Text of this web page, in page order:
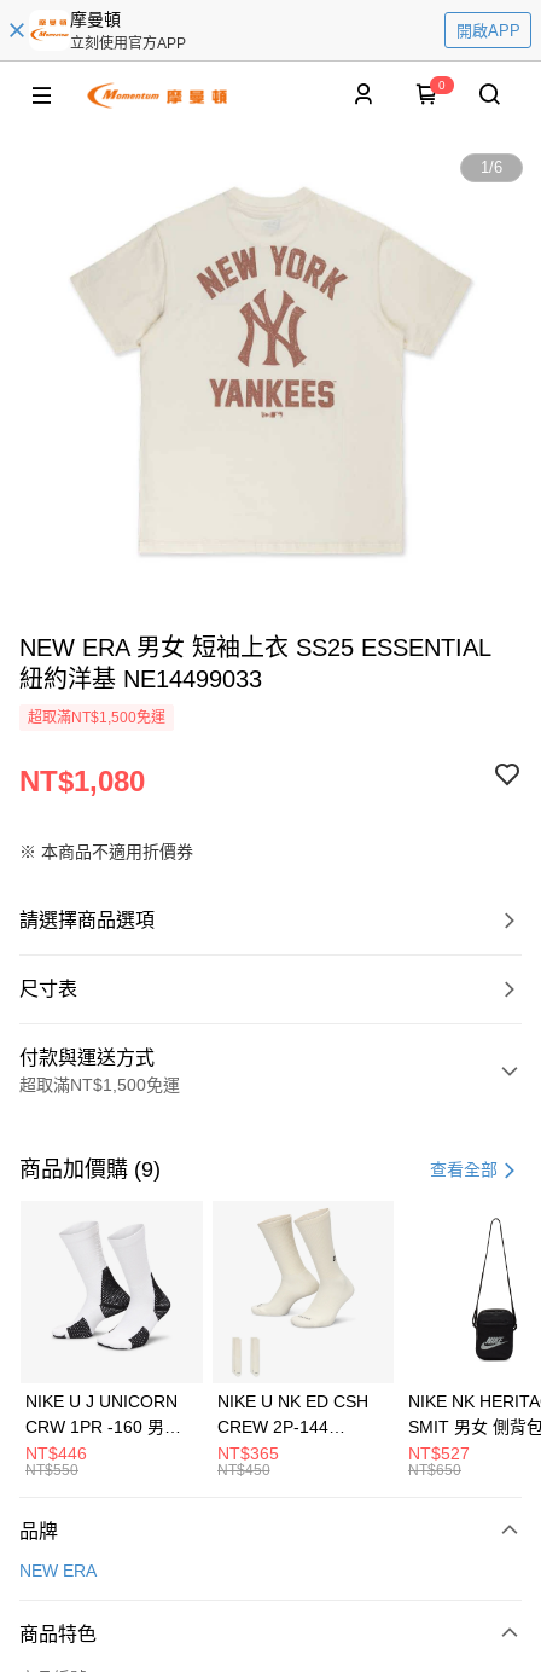
摩曼頓
立刻使用官方APP
開啟APP
0
1/6
NEW ERA 男女 短袖上衣 SS25 ESSENTIAL
紐約洋基 NE14499033
超取滿NT$1,500免運
NT$1,080
※ 本商品不適用折價券
請選擇商品選項
尺寸表
付款與運送方式
超取滿NT$1,500免運
信用卡一次付款
3 期 0 利率 每期 21家銀行
合作金庫商業銀行
第一商業銀行
華南商業銀行
彰化商業銀行
上海商業儲蓄銀行
元大商業銀行
台灣樂天信用卡公司
Apple Pay
全盈+PAY
AFTEE先享後付
【關於「AFTEE先享後付」】
便利好安心！
３．安心：先確認商品／服務後，再付款。
運送方式
每筆NT$100，滿NT$1,500(含以上)免運費
商品加價購 (9) 查看全部
NIKE U J UNICORN
CRW 1PR -160 男女
中統襪 FZ3393100
NT$446
NT$550
NIKE U NK ED CSH
CREW 2P-144
EMBRDY 男女 短統襪
FZ3073133
NT$365
NT$450
NIKE NK
SMIT 男女 側背
BA5871010
NT$527
NT$650
品牌
NEW ERA
商品特色